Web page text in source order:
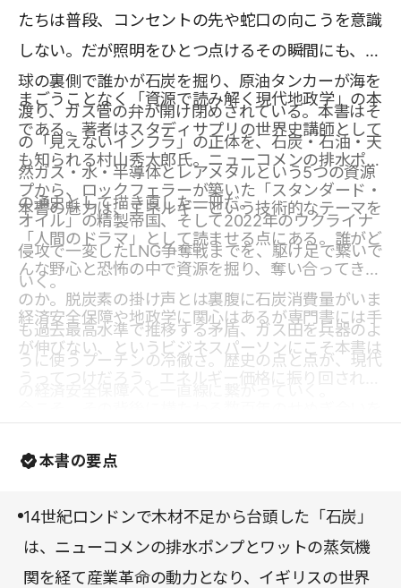
たちは普段、コンセントの先や蛇口の向こうを意識
しない。だが照明をひとつ点けるその瞬間にも、地
球の裏側で誰かが石炭を掘り、原油タンカーが海を
渡り、ガス管の弁が開け閉めされている。本書はそ
の「見えないインフラ」の正体を、石炭・石油・天
然ガス・水・半導体とレアメタルという5つの資源
の通史として描き直した一冊だ。
まごうことなく「資源で読み解く現代地政学」の本
である。著者はスタディサプリの世界史講師として
も知られる村山秀太郎氏。ニューコメンの排水ポン
プから、ロックフェラーが築いた「スタンダード・
オイル」の精製帝国、そして2022年のウクライナ
侵攻で一変したLNG争奪戦までを、駆け足で繋いで
いく。
本書の魅力は、エネルギーという技術的なテーマを
「人間のドラマ」として読ませる点にある。誰がど
んな野心と恐怖の中で資源を掘り、奪い合ってきた
のか。脱炭素の掛け声とは裏腹に石炭消費量がいま
も過去最高水準で推移する矛盾、ガス田を兵器のよ
うに使うプーチンの冷徹さ。歴史の点と点が、現代
経済安全保障や地政学に関心はあるが専門書には手
が伸びない、というビジネスパーソンにこそ本書は
うってつけだろう。エネルギー価格に振り回される
本書の要点
14世紀ロンドンで木材不足から台頭した「石炭」
は、ニューコメンの排水ポンプとワットの蒸気機
関を経て産業革命の動力となり、イギリスの世界